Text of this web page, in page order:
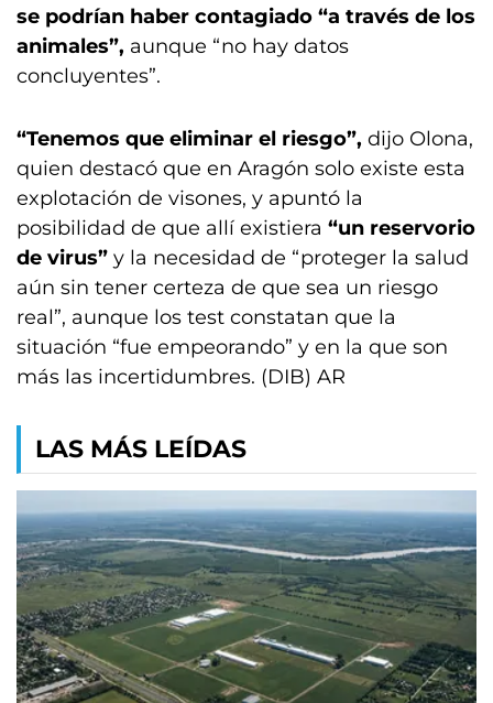
se podrían haber contagiado “a través de los
animales”, aunque “no hay datos
concluyentes”.
“Tenemos que eliminar el riesgo”, dijo Olona,
quien destacó que en Aragón solo existe esta
explotación de visones, y apuntó la
posibilidad de que allí existiera “un reservorio
de virus” y la necesidad de “proteger la salud
aún sin tener certeza de que sea un riesgo
real”, aunque los test constatan que la
situación “fue empeorando” y en la que son
más las incertidumbres. (DIB) AR
LAS MÁS LEÍDAS